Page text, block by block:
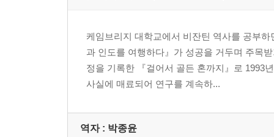
케임브리지 대학교에서 비잔틴 역사를 공부
과 인도를 여행하다』가 성공을 거두며 주목
정을 기록한 『걸어서 골든 혼까지』로 1993
사실에 매료되어 연구를 계속하...
역자 : 박종윤